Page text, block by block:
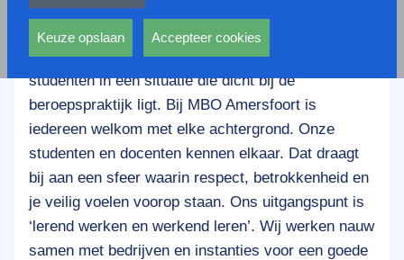
MBO Amersfoort staat voor toegankelijk,
ondernemend en vakkundig onderwijs. Werken bij
MBO Amersfoort is werken met gemotiveerde
studenten in een situatie die dicht bij de
beroepspraktijk ligt. Bij MBO Amersfoort is
iedereen welkom met elke achtergrond. Onze
studenten en docenten kennen elkaar. Dat draagt
bij aan een sfeer waarin respect, betrokkenheid en
je veilig voelen voorop staan. Ons uitgangspunt is
‘lerend werken en werkend leren’. Wij werken nauw
samen met bedrijven en instanties voor een goede
andere wordt voorkomen dat dezelfde advertentie
voortdurend verschijnt.
Keuze opslaan Accepteer cookies